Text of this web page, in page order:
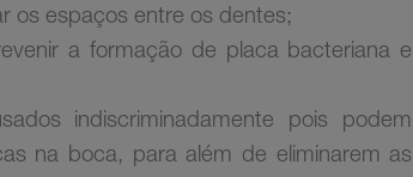
os espaços entre os dentes;
a formação de placa bacteriana e
indiscriminadamente pois podem
na boca, para além de eliminarem as